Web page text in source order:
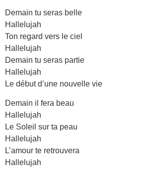
Demain tu seras belle
Hallelujah
Ton regard vers le ciel
Hallelujah
Demain tu seras partie
Hallelujah
Le début d’une nouvelle vie
Demain il fera beau
Hallelujah
Le Soleil sur ta peau
Hallelujah
L’amour te retrouvera
Hallelujah